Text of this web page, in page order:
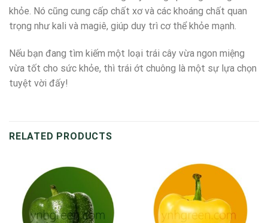
khỏe. Nó cũng cung cấp chất xơ và các khoáng chất quan
trọng như kali và magiê, giúp duy trì cơ thể khỏe mạnh.
Nếu bạn đang tìm kiếm một loại trái cây vừa ngon miệng
vừa tốt cho sức khỏe, thì trái ớt chuông là một sự lựa chọn
tuyệt vời đấy!
RELATED PRODUCTS